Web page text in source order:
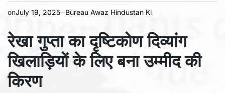
onJuly 19, 2025 Bureau Awaz Hindustan Ki
रेखा गुप्ता का दृष्टिकोण दिव्यांग
खिलाड़ियों के लिए बना उम्मीद की
किरण